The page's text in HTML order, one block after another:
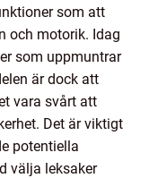
som att
och motorik. Idag
som uppmuntrar
är dock att
vara svårt att
Det är viktigt
potentiella
välja leksaker